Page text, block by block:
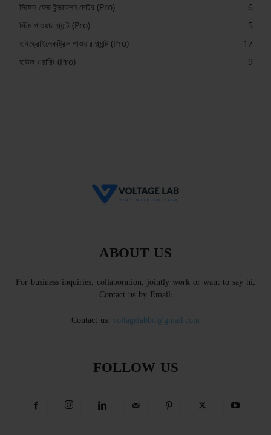
সিঙ্গেল ফেজ ইন্ডাকশন মোটর (Pro)
6
স্টিম পাওয়ার প্ল্যান্ট (Pro)
5
হাইড্রোইলেকট্রিক পাওয়ার প্ল্যান্ট (Pro)
17
হাউজ ওয়ারিং (Pro)
9
ABOUT US
For business inquiries, collaboration, jointly work or want to say hi,
Contact us by Email:
Contact us: voltagelabbd@gmail.com
FOLLOW US